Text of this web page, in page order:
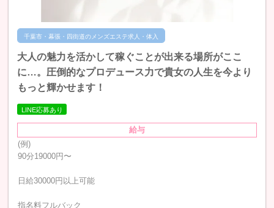
千葉市・幕張・四街道のメンズエステ求人・体入
大人の魅力を活かして稼ぐことが出来る場所がここ
に…。圧倒的なプロデュース力で貴女の人生を今より
もっと輝かせます！
LINE応募あり
給与
(例)
90分19000円〜
日給30000円以上可能
指名料フルバック